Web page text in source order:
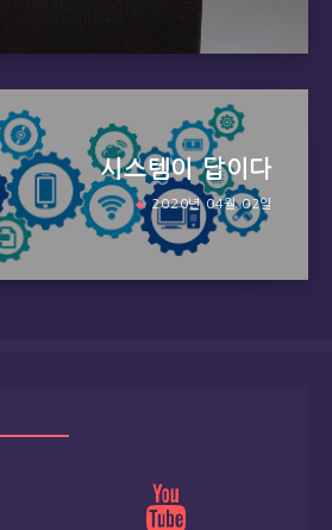
시스템이 답이다
2020년 04월 02일